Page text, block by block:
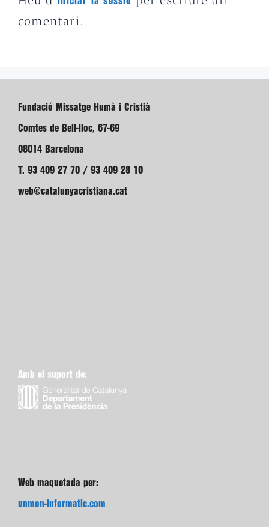
comentari.
Fundació Missatge Humà i Cristià
Comtes de Bell-lloc, 67-69
08014 Barcelona
T. 93 409 27 70 / 93 409 28 10
web@catalunyacristiana.cat
Amb el suport de:
Web maquetada per:
unmon-informatic.com